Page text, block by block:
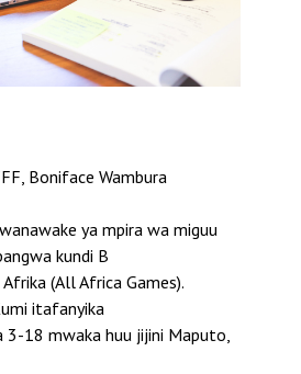
Boniface Wambura
ya mpira wa miguu
kundi B
(All Africa Games).
itafanyika
3-18 mwaka huu jijini Maputo,